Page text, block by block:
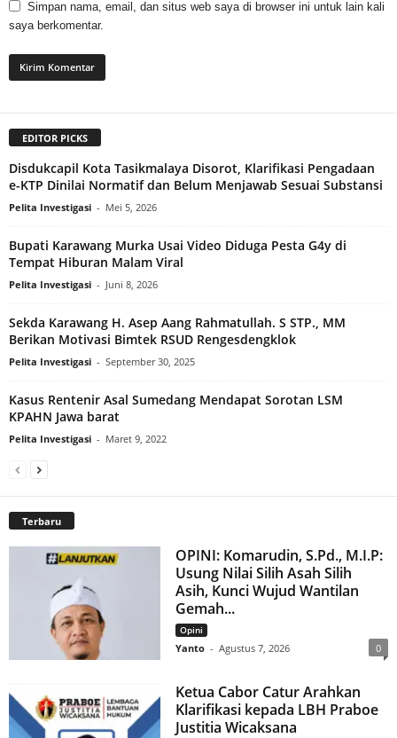
Simpan nama, email, dan situs web saya di browser ini untuk lain kali
saya berkomentar.
EDITOR PICKS
Disdukcapil Kota Tasikmalaya Disorot, Klarifikasi Pengadaan
e-KTP Dinilai Normatif dan Belum Menjawab Sesuai Substansi
Pelita Investigasi - Mei 5, 2026
Bupati Karawang Murka Usai Video Diduga Pesta G4y di
Tempat Hiburan Malam Viral
Pelita Investigasi - Juni 8, 2026
Sekda Karawang H. Asep Aang Rahmatullah. S STP., MM
Berikan Motivasi Bimtek RSUD Rengesdengklok
Pelita Investigasi - September 30, 2025
Kasus Rentenir Asal Sumedang Mendapat Sorotan LSM
KPAHN Jawa barat
Pelita Investigasi - Maret 9, 2022
Terbaru
OPINI: Komarudin, S.Pd., M.I.P:
Usung Nilai Silih Asah Silih
Asih, Kunci Wujud Wantilan
Gemah...
Opini
Yanto - Agustus 7, 2026 0
Ketua Cabor Catur Arahkan
Klarifikasi kepada LBH Praboe
Justitia Wicaksana